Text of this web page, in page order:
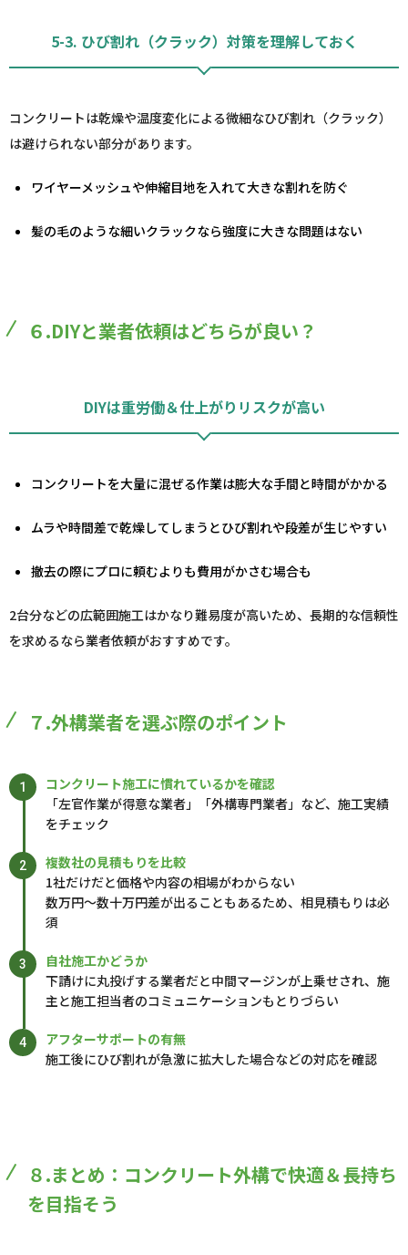
5-3. ひび割れ（クラック）対策を理解しておく
コンクリートは乾燥や温度変化による微細なひび割れ（クラック）
は避けられない部分があります。
ワイヤーメッシュや伸縮目地を入れて大きな割れを防ぐ
髪の毛のような細いクラックなら強度に大きな問題はない
６.DIYと業者依頼はどちらが良い？
DIYは重労働＆仕上がりリスクが高い
コンクリートを大量に混ぜる作業は膨大な手間と時間がかかる
ムラや時間差で乾燥してしまうとひび割れや段差が生じやすい
撤去の際にプロに頼むよりも費用がかさむ場合も
2台分などの広範囲施工はかなり難易度が高いため、長期的な信頼性
を求めるなら業者依頼がおすすめです。
７.外構業者を選ぶ際のポイント
コンクリート施工に慣れているかを確認
「左官作業が得意な業者」「外構専門業者」など、施工実績
をチェック
複数社の見積もりを比較
1社だけだと価格や内容の相場がわからない
数万円～数十万円差が出ることもあるため、相見積もりは必
須
自社施工かどうか
下請けに丸投げする業者だと中間マージンが上乗せされ、施
主と施工担当者のコミュニケーションもとりづらい
アフターサポートの有無
施工後にひび割れが急激に拡大した場合などの対応を確認
８.まとめ：コンクリート外構で快適＆長持ち
を目指そう